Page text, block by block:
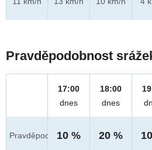
Pravděpodobnost
Pravděpod.
17:00
dnes
10 %
18:00
dnes
20 %